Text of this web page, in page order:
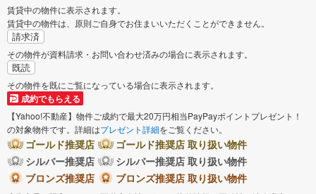
賃貸中の物件に表示されます。
賃貸中の物件は、原則ご自身でお住まいいただくことができません。
請求済
その物件が資料請求・お問い合わせ済みの場合に表示されます。
既読
その物件を既にご覧になっている場合に表示されます。
成約でもらえる
【Yahoo!不動産】物件ご成約で最大20万円相当PayPayポイントプレゼント！
の対象物件です。詳細はプレゼント詳細をご覧ください。
ゴールド推奨店
ゴールド推奨店 取り扱い物件
シルバー推奨店
シルバー推奨店 取り扱い物件
ブロンズ推奨店
ブロンズ推奨店 取り扱い物件